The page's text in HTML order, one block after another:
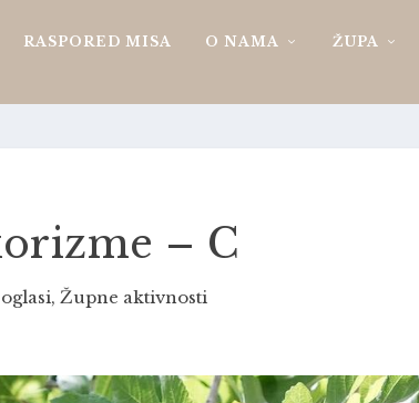
RASPORED MISA O NAMA ŽUPA
– C
, Župne aktivnosti